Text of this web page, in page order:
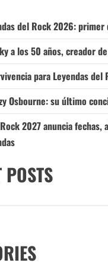
del Rock 2026: primer
a los 50 años, creador de
para Leyendas del
Osbourne: su último
2027 anuncia fechas,
POSTS